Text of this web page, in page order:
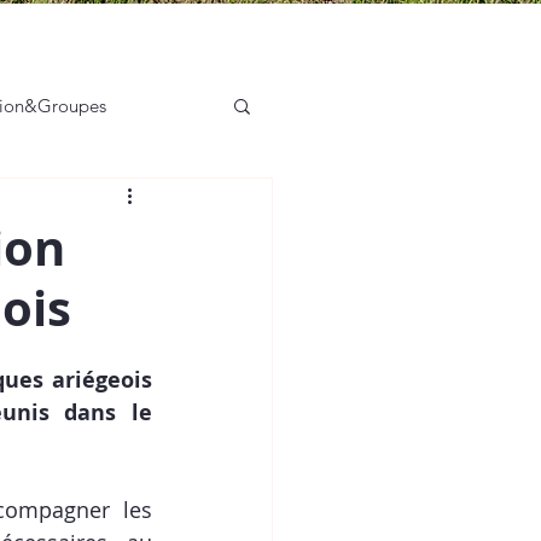
des acteurs
ariégeois
dans le
les